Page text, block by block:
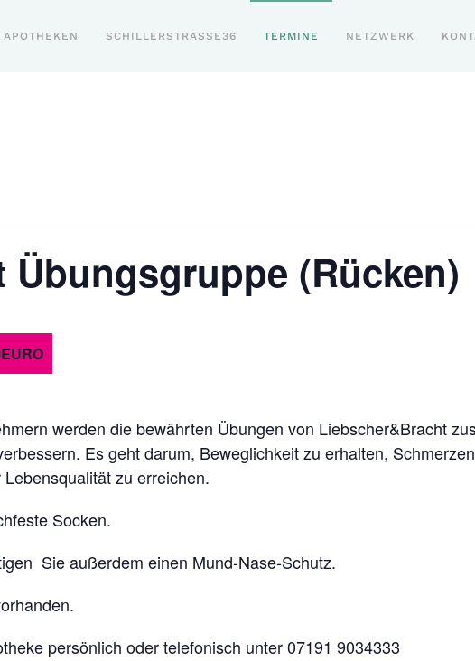
SCHILLERSTRASSE36 TERMINE NETZWERK
(Rücken)
werden die bewährten Übungen von Liebscher&Bracht
Es geht darum, Beweglichkeit zu erhalten,
zu erreichen.
Socken.
Sie außerdem einen Mund-Nase-Schutz.
persönlich oder telefonisch unter 07191 9034333